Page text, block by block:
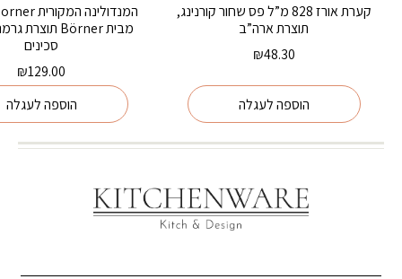
קערת אורז 828 מ”ל פס שחור קורנינג,
תוצרת ארה”ב
₪48.30
הוספה לעגלה
סכינים
₪129.00
הוספה לעגלה